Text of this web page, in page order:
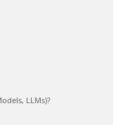
LLMs)?